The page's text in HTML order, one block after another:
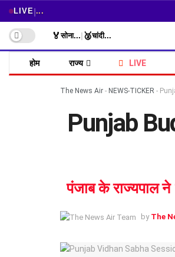
LIVE|...
🏅सोना... 🥈चांदी...
होम राज्य LIVE
The News Air - NEWS-TICKER -
Punjab
पंजाब के राज्यपाल
by The